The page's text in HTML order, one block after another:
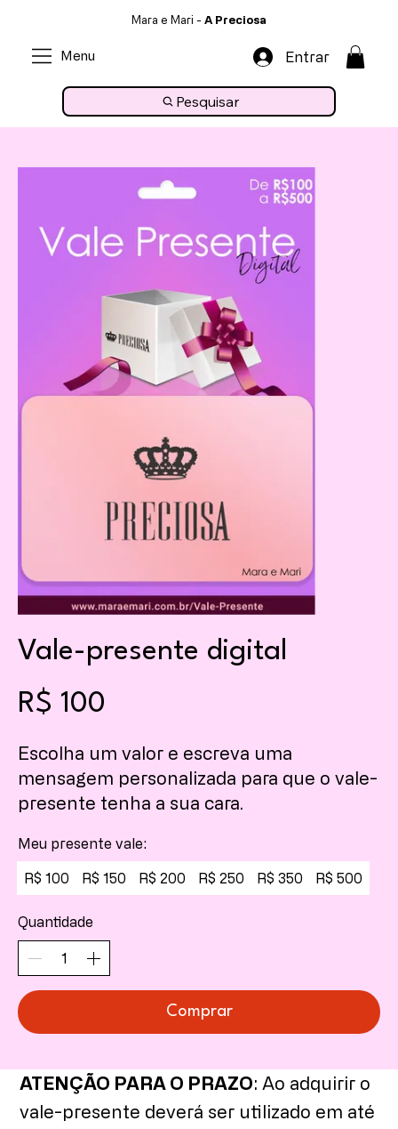
Mara e Mari - A Preciosa
Pesquisar
Menu Entrar
ATENÇÃO PARA O PRAZO: Ao adquirir o
vale-presente deverá ser utilizado em até
Vale-presente digital
R$ 100
Escolha um valor e escreva uma
mensagem personalizada para que o vale-
presente tenha a sua cara.
Meu presente vale:
R$ 100 R$ 150 R$ 200 R$ 250 R$ 350 R$ 500
Quantidade
Comprar